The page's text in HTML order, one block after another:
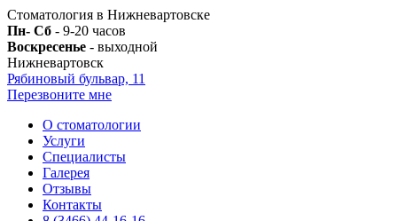
Стоматология в Нижневартовске
Пн- Сб - 9-20 часов
Воскресенье - выходной
Нижневартовск
Рябиновый бульвар, 11
Перезвоните мне
О стоматологии
Услуги
Специалисты
Галерея
Отзывы
Контакты